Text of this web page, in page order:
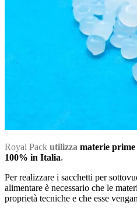
Royal Pack utilizza materie
100% in Italia.
Per realizzare i sacchetti per
alimentare è necessario che le
proprietà tecniche e che esse